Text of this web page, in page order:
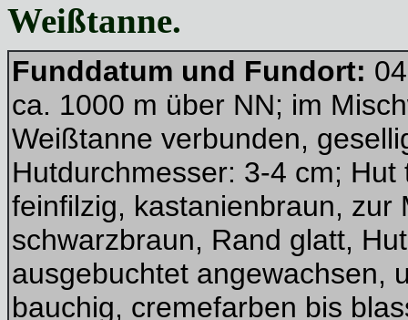
Weißtanne.
Funddatum und Fundort:
ca. 1000 m über NN; im
Weißtanne verbunden,
Hutdurchmesser: 3-4 cm;
feinfilzig, kastanienbraun, zur
schwarzbraun, Rand glatt,
ausgebuchtet angewachsen,
bauchig, cremefarben bis